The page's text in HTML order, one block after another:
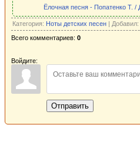
Ёлочная песня - Попатенко Т. /
Категория: Ноты детских песен | Добавил:
Всего комментариев: 0
Войдите:
Отправить